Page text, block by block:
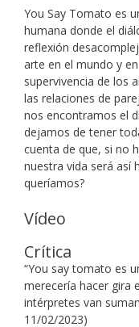
You Say Tomato es
humana donde el
reflexión
arte en el mundo y
supervivencia de los
las relaciones de
nos encontramos el
dejamos de tener
cuenta de que, si no
nuestra vida será así
queríamos?
Vídeo
Crítica
“You say tomato es
merecería hacer gira
intérpretes van
11/02/2023)